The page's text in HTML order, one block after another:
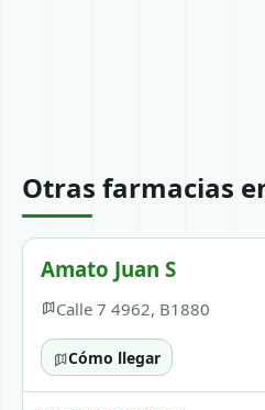
Otras farmacias
Amato Juan S
Calle 7 4962, B1880
Cómo llegar